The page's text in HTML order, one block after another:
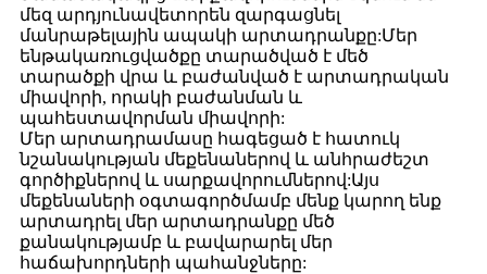
մեզ արդյունավետորեն զարգացնել
մանրաթելային ապակի արտադրանքը:Մեր
ենթակառուցվածքը տարածված է մեծ
տարածքի վրա և բաժանված է արտադրական
միավորի, որակի բաժանման և
պահեստավորման միավորի:
Մեր արտադրամասը հագեցած է հատուկ
նշանակության մեքենաներով և անհրաժեշտ
գործիքներով և սարքավորումներով:Այս
մեքենաների օգտագործմամբ մենք կարող ենք
արտադրել մեր արտադրանքը մեծ
քանակությամբ և բավարարել մեր
հաճախորդների պահանջները: